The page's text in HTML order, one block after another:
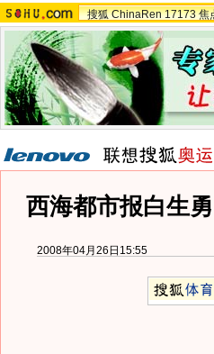
搜狐 ChinaRen 17173 焦
西海都市报白生
2008年04月26日15:55